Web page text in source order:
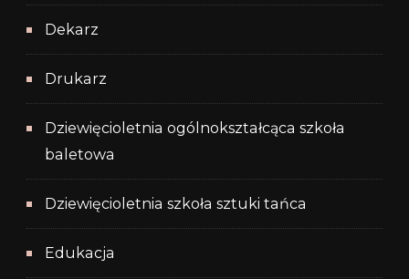
Dekarz
Drukarz
Dziewięcioletnia ogólnokształcąca szkoła
baletowa
Dziewięcioletnia szkoła sztuki tańca
Edukacja